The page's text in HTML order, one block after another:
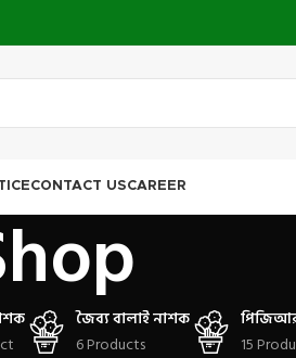
CONTACT USCAREER
জৈব্য বালাই নাশক
6 Products
15